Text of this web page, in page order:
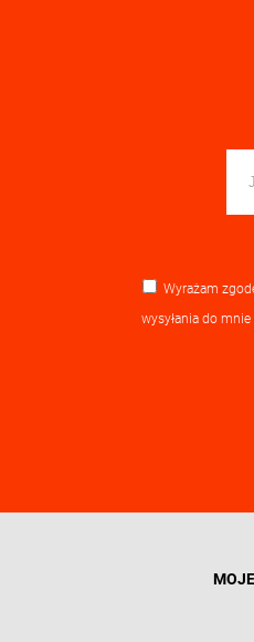
Wyrażam
wysyłania do